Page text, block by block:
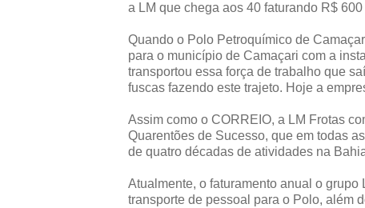
a LM que chega aos 40 faturando R$
Quando o Polo Petroquímico de
para o município de Camaçari com a
transportou essa força de trabalho que
fuscas fazendo este trajeto. Hoje a
Assim como o CORREIO, a LM Frotas
Quarentões de Sucesso, que em todas
de quatro décadas de atividades na
Atualmente, o faturamento anual o
transporte de pessoal para o Polo, além